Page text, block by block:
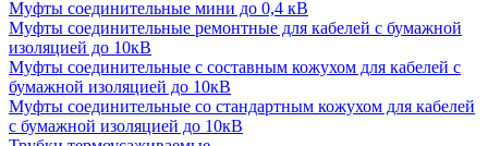
Муфты соединительные мини до 0,4 кВ
Муфты соединительные ремонтные для кабелей с бумажной
изоляцией до 10кВ
Муфты соединительные с составным кожухом для кабелей с
бумажной изоляцией до 10кВ
Муфты соединительные со стандартным кожухом для кабелей
с бумажной изоляцией до 10кВ